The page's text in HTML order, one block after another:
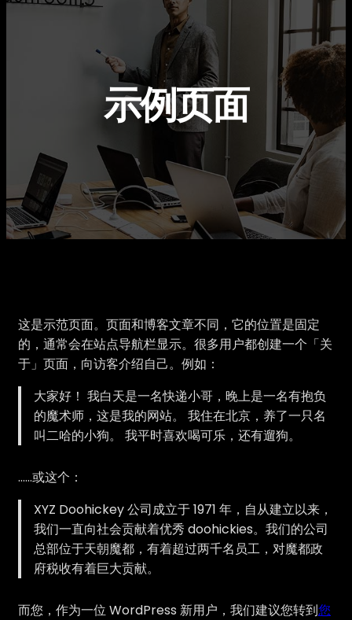
示例页面
这是示范页面。页面和博客文章不同，它的位置是固定
的，通常会在站点导航栏显示。很多用户都创建一个「关
于」页面，向访客介绍自己。例如：
大家好！ 我白天是一名快递小哥，晚上是一名有抱负
的魔术师，这是我的网站。 我住在北京，养了一只名
叫二哈的小狗。 我平时喜欢喝可乐，还有遛狗。
……或这个：
XYZ Doohickey 公司成立于 1971 年，自从建立以来，
我们一直向社会贡献着优秀 doohickies。我们的公司
总部位于天朝魔都，有着超过两千名员工，对魔都政
府税收有着巨大贡献。
而您，作为一位 WordPress 新用户，我们建议您转到您